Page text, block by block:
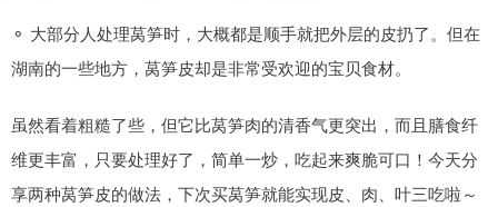
⚬ 大部分人处理莴笋时，大概都是顺手就把外层的皮扔了。但在
湖南的一些地方，莴笋皮却是非常受欢迎的宝贝食材。
虽然看着粗糙了些，但它比莴笋肉的清香气更突出，而且膳食纤
维更丰富，只要处理好了，简单一炒，吃起来爽脆可口！今天分
享两种莴笋皮的做法，下次买莴笋就能实现皮、肉、叶三吃啦～